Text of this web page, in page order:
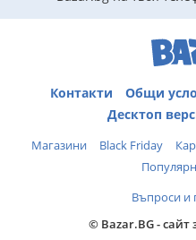
Контакти Общи
Десктоп
Магазини Black Friday
Въпроси и
© Bazar.BG - сайт